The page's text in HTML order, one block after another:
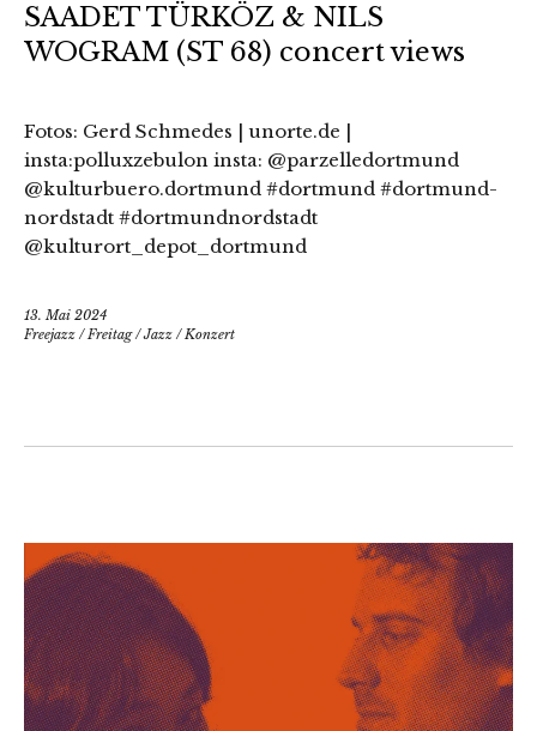
SAADET TÜRKÖZ & NILS
WOGRAM (ST 68) concert views
Fotos: Gerd Schmedes | unorte.de |
insta:polluxzebulon insta: @parzelledortmund
@kulturbuero.dortmund #dortmund #dortmund-
nordstadt #dortmundnordstadt
@kulturort_depot_dortmund
13. Mai 2024
Freejazz /Freitag/Jazz /Konzert